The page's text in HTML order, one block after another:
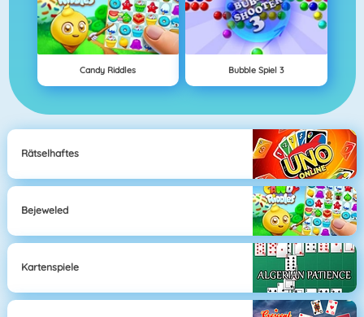
Candy Riddles Bubble Spiel 3
Rätselhaftes
Bejeweled
Kartenspiele